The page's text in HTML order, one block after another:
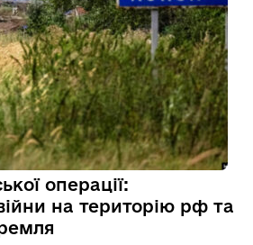
операції:
на територію рф та